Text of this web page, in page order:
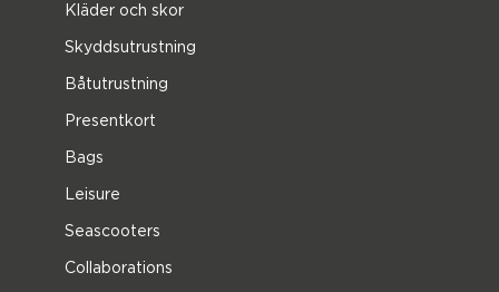
Kläder och skor
Skyddsutrustning
Båtutrustning
Presentkort
Bags
Leisure
Seascooters
Collaborations